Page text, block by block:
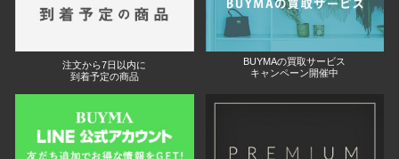
注文から7日以内に
到着予定の商品
BUYMAの買取サービス
キャンペーン開催中